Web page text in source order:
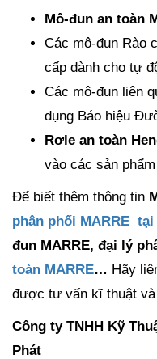
Mô-đun an toàn
Các mô-đun Rào
cấp dành cho tự
Các mô-đun liên
dụng Báo hiệu
Rơle an toàn
vào các sản
Để biết thêm thông tin
phân phối MARRE tại
đun MARRE, đại lý
toàn MARRE… Hãy
được tư vấn kĩ thuật
Công ty TNHH Kỹ
Phát